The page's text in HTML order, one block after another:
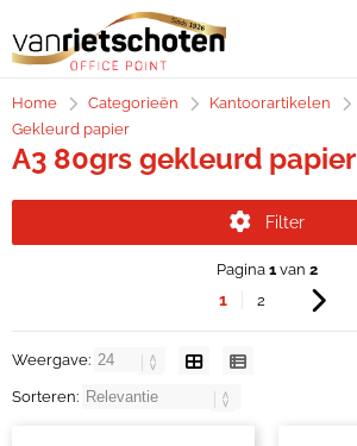
Home Categorieën Kantoorartikelen
Gekleurd papier
A3 80grs gekleurd papier
Filter
Pagina 1van 2
1 2
Weergave:
Sorteren: